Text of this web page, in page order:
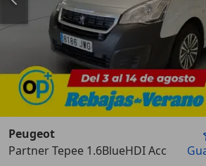
Anterior
Peugeot
Partner Tepee 1.6BlueHDI Access 100